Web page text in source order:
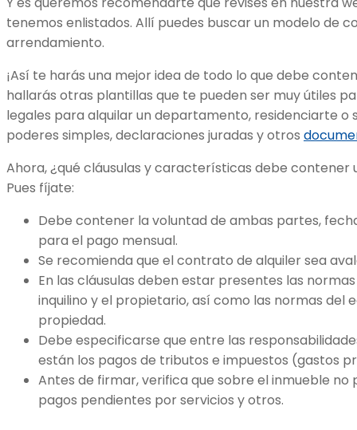
tenemos enlistados. Allí puedes buscar un modelo de
arrendamiento.
¡Así te harás una mejor idea de todo lo que debe
hallarás otras plantillas que te pueden ser muy útiles
legales para alquilar un departamento, residenciarte o
poderes simples, declaraciones juradas y otros
Ahora, ¿qué cláusulas y características debe contener
Pues fíjate:
Debe contener la voluntad de ambas partes,
para el pago mensual.
Se recomienda que el contrato de alquiler sea
En las cláusulas deben estar presentes las
inquilino y el propietario, así como las normas del
propiedad.
Debe especificarse que entre las
están los pagos de tributos e impuestos (gastos
Antes de firmar, verifica que sobre el inmueble no
pagos pendientes por servicios y otros.